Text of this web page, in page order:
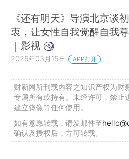
《还有明天》导演北京谈初
衷，让女性自我觉醒自我
｜影视
2025年03月15日 APP打开
财新网所刊载内容之知识产权为财
专属所有或持有。未经许可，禁止
建立镜像等任何使用。
如有意愿转载，请发邮件至
确认及授权后，方可转载。